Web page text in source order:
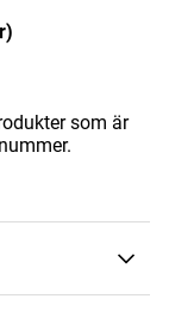
som är